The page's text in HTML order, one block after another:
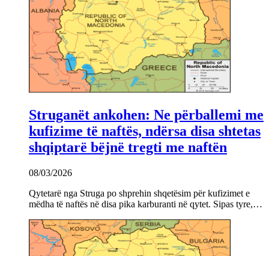
Struganët ankohen: Ne përballemi me
kufizime të naftës, ndërsa disa shtetas
shqiptarë bëjnë tregti me naftën
08/03/2026
Qytetarë nga Struga po shprehin shqetësim për kufizimet e
mëdha të naftës në disa pika karburanti në qytet. Sipas tyre,…